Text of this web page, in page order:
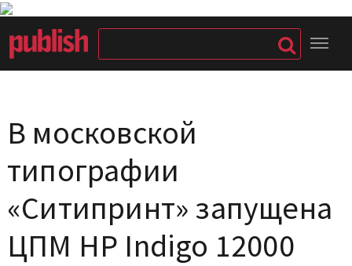
В московской
типографии
«Ситипринт» запущена
ЦПМ HP Indigo 12000